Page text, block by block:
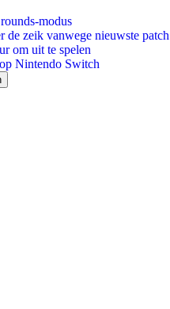
modus
de zeik vanwege nieuwste patch
om uit te spelen
Nintendo Switch